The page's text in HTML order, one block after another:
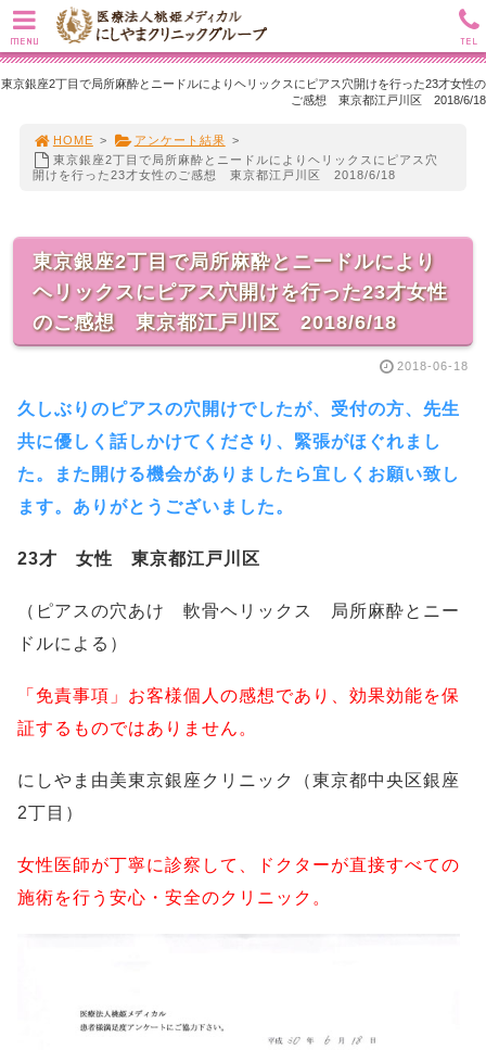
東京銀座2丁目で局所麻酔とニードルによりヘリックスにピアス穴開けを行った23才女性の
ご感想 東京都江戸川区 2018/6/18
HOME > アンケート結果 >
東京銀座2丁目で局所麻酔とニードルによりヘリックスにピアス穴
開けを行った23才女性のご感想 東京都江戸川区 2018/6/18
東京銀座2丁目で局所麻酔とニードルにより
ヘリックスにピアス穴開けを行った23才女性
のご感想 東京都江戸川区 2018/6/18
2018-06-18
久しぶりのピアスの穴開けでしたが、受付の方、先生
共に優しく話しかけてくださり、緊張がほぐれまし
た。また開ける機会がありましたら宜しくお願い致し
ます。ありがとうございました。
23才 女性 東京都江戸川区
（ピアスの穴あけ 軟骨ヘリックス 局所麻酔とニー
ドルによる）
「免責事項」お客様個人の感想であり、効果効能を保
証するものではありません。
にしやま由美東京銀座クリニック（東京都中央区銀座
2丁目）
女性医師が丁寧に診察して、ドクターが直接すべての
施術を行う安心・安全のクリニック。
MENU TEL